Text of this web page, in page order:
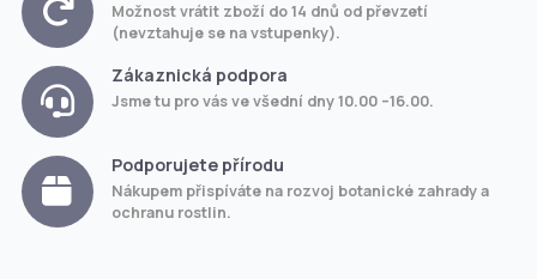
Možnost vrátit zboží do 14 dnů od převzetí
(nevztahuje se na vstupenky).
Zákaznická podpora
Jsme tu pro vás ve všední dny 10.00 –16.00.
Podporujete přírodu
Nákupem přispíváte na rozvoj botanické zahrady a
ochranu rostlin.